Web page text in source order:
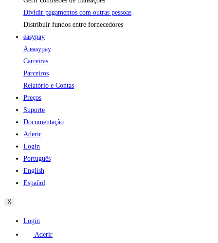
Dividir pagamentos com outras pessoas
Distribuir fundos entre fornecedores
easypay
A easypay
Carreiras
Parceiros
Relatório e Contas
Preços
Suporte
Documentação
Aderir
Login
Português
English
Español
X
Login
Aderir